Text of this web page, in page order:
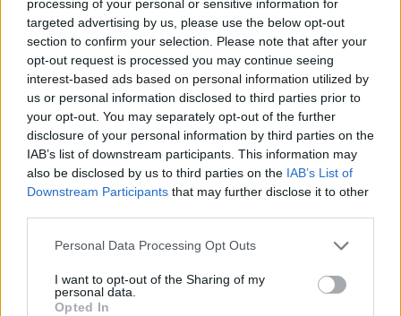
processing of your personal or sensitive information for
targeted advertising by us, please use the below opt-out
section to confirm your selection. Please note that after your
opt-out request is processed you may continue seeing
interest-based ads based on personal information utilized by
us or personal information disclosed to third parties prior to
your opt-out. You may separately opt-out of the further
disclosure of your personal information by third parties on the
IAB’s list of downstream participants. This information may
also be disclosed by us to third parties on the IAB’s List of
Downstream Participants that may further disclose it to other
Personal Data Processing Opt Outs
I want to opt-out of the Sharing of my
personal data.
Opted In